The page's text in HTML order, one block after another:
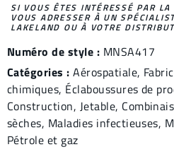
SI VOUS ÊTES INTÉRESSÉ PAR
VOUS ADRESSER À UN
LAKELAND OU À VOTRE
Numéro de style : MNSA417
Catégories : Aérospatiale,
chimiques, Éclaboussures de
Construction, Jetable,
sèches, Maladies infectieuses,
Pétrole et gaz